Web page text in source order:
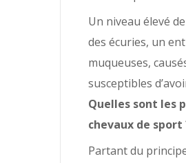
Un niveau élevé
des écuries, un
muqueuses,
susceptibles
Quelles sont les
chevaux de sport
Partant du